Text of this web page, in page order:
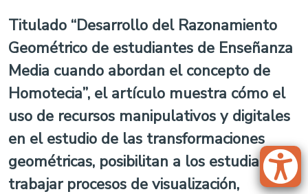
Titulado “Desarrollo del Razonamiento
Geométrico de estudiantes de Enseñanza
Media cuando abordan el concepto de
Homotecia”, el artículo muestra cómo el
uso de recursos manipulativos y digitales
en el estudio de las transformaciones
geométricas, posibilitan a los estudiantes
trabajar procesos de visualización,